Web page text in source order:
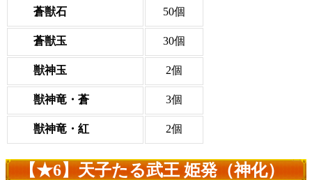
蒼獣石
50個
蒼獣玉 30個
獣神玉 2個
獣神竜・蒼 3個
獣神竜・紅 2個
【★6】天子たる武王 姫発（神化）